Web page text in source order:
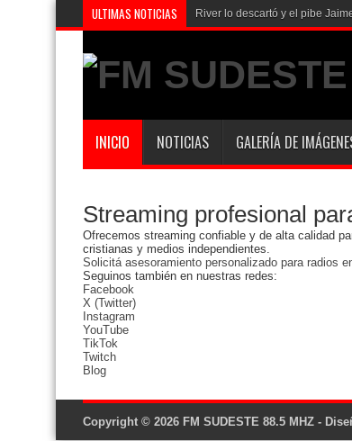
ULTIMAS NOTICIAS River lo descartó y el pibe
INICIO NOTICIAS GALERÍA DE
Streaming profesional
Ofrecemos streaming confiable y de alta calidad
cristianas y medios independientes.
Solicitá asesoramiento personalizado para radios
Seguinos también en nuestras redes:
Facebook
X (Twitter)
Instagram
YouTube
TikTok
Twitch
Blog
Copyright © 2026 FM SUDESTE 88.5 MHZ -